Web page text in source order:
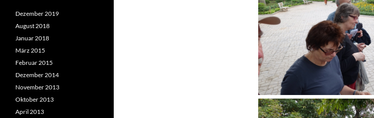
Dezember 2019
August 2018
Januar 2018
März 2015
Februar 2015
Dezember 2014
November 2013
Oktober 2013
April 2013